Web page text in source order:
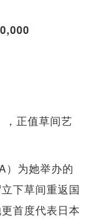
，正值草间艺
）为她举办的
下草间重返国
首度代表日本